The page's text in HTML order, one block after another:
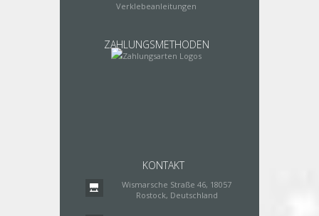
Verklebeanleitungen
ZAHLUNGSMETHODEN
KONTAKT
Wismarsche Straße 46, 18057
Rostock, Deutschland